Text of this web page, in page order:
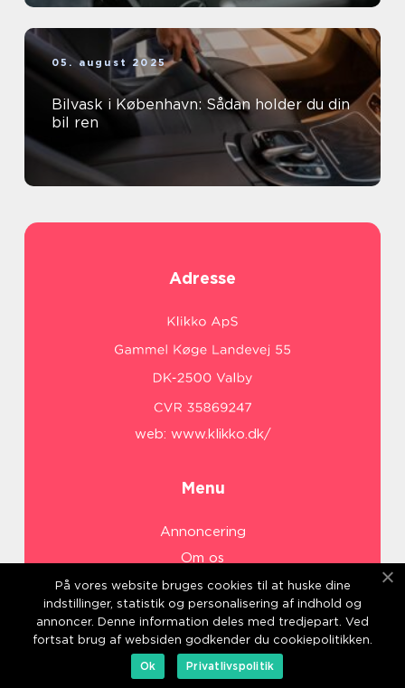
05. august 2025
Bilvask i København: Sådan holder du din
bil ren
Adresse
web: www.klikko.dk/
Menu
Annoncering
Om os
Cookies
Kontakt os
Sitemap
På vores website bruges cookies til at huske dine
indstillinger, statistik og personalisering af indhold og
annoncer. Denne information deles med tredjepart. Ved
fortsat brug af websiden godkender du cookiepolitikken.
Ok
Privatlivspolitik